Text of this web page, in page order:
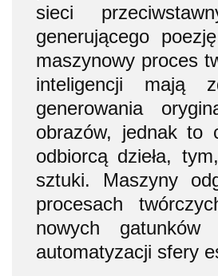
sieci
generującego
maszynowy proces
inteligencji mają
generowania
obrazów, jednak to
odbiorcą dzieła,
sztuki. Maszyny
procesach
nowych
automatyzacji sfery